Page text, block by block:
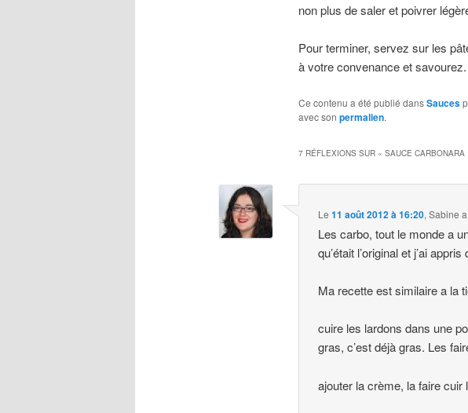
non plus de saler et poivrer
Pour terminer, servez sur les
à votre convenance et savourez.
Ce contenu a été publié dansSauces
avec son permalien.
7 RÉFLEXIONS SUR « SAUCE CARBONARA
Le11 août 2012 à 16:20,Sabine
Les carbo, tout le monde a
qu’était l’original et j’ai
Ma recette est similaire a la
cuire les lardons dans une
gras, c’est déjà gras. Les
ajouter la crème, la faire cuir